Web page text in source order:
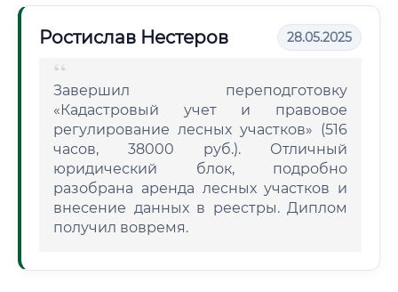
Ростислав Нестеров 28.05.2025
Завершил переподготовку
«Кадастровый учет и правовое
регулирование лесных участков» (516
часов, 38000 руб.). Отличный
юридический блок, подробно
разобрана аренда лесных участков и
внесение данных в реестры. Диплом
получил вовремя.